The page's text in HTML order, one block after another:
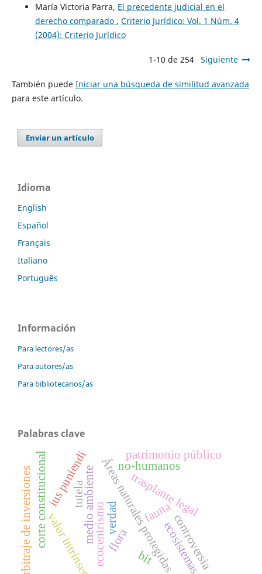
María Victoria Parra, El precedente judicial en el
derecho comparado , Criterio Jurídico: Vol. 1 Núm. 4
(2004): Criterio Jurídico
1-10 de 254 Siguiente
También puede Iniciar una búsqueda de similitud avanzada
para este artículo.
Enviar un artículo
Idioma
English
Español
Français
Italiano
Português
Información
Para lectores/as
Para autores/as
Para bibliotecarios/as
Palabras clave
trasplante legal
Áreas naturales protegidas
ecocentrismoflora
fauna
medio ambiente
ecosistemas
ius puniendi no-humanos
valor intrínseco
patrimonio público
corte constitucional
arbitraje de inversiones bit controversia
tutela
verdad